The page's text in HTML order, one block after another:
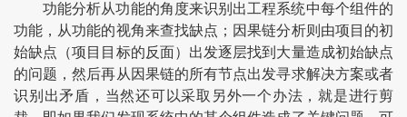
功能分析从功能的角度来识别出工程系统中每个组件的
功能，从功能的视角来查找缺点；因果链分析则由项目的初
始缺点（项目目标的反面）出发逐层找到大量造成初始缺点
的问题，然后再从因果链的所有节点出发寻求解决方案或者
识别出矛盾，当然还可以采取另外一个办法，就是进行剪